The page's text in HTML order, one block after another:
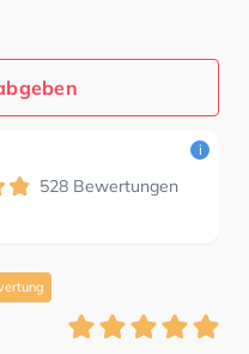
528 Bewertungen
i